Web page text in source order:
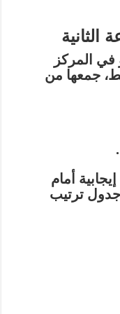
المركز
جمعها من
أمام
ترتيب